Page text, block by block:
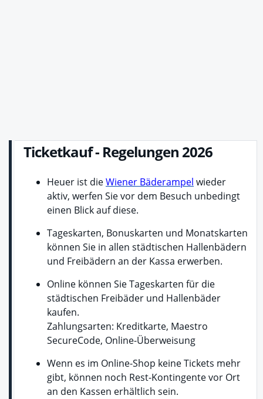
Ticketkauf - Regelungen 2026
Heuer ist dieWiener Bäderampel wieder
aktiv, werfen Sie vor dem Besuch unbedingt
einen Blick auf diese.
Tageskarten, Bonuskarten und Monatskarten
können Sie in allen städtischen Hallenbädern
und Freibädern an der Kassa erwerben.
Online können Sie Tageskarten für die
städtischen Freibäder und Hallenbäder
kaufen.
Zahlungsarten: Kreditkarte, Maestro
SecureCode, Online-Überweisung
Wenn es im Online-Shop keine Tickets mehr
gibt, können noch Rest-Kontingente vor Ort
an den Kassen erhältlich sein.